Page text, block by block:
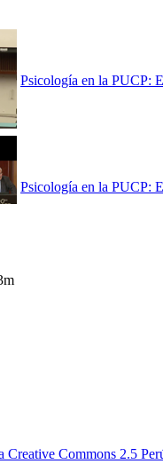
Psicología en la PUCP:
Psicología en la PUCP:
Creative Commons 2.5